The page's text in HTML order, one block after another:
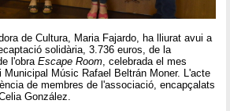
de Cultura, Maria Fajardo, ha lliurat avui a
solidària, 3.736 euros, de la
l'obraEscape Room, celebrada el mes
Municipal Músic Rafael Beltrán Moner. L'acte
de membres de l'associació, encapçalats
González.